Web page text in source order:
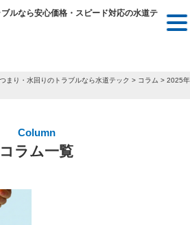
ルなら安心価格・スピード対応の水道テ
まり・水回りのトラブルなら水道テック > コラム > 2025年
Column
コラム一覧